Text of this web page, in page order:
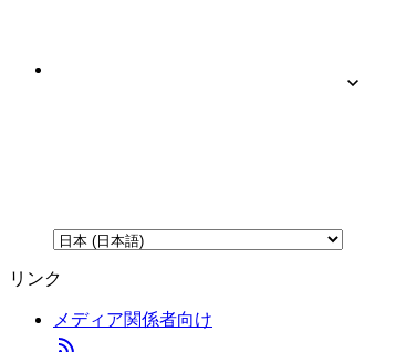
リンク
メディア関係者向け